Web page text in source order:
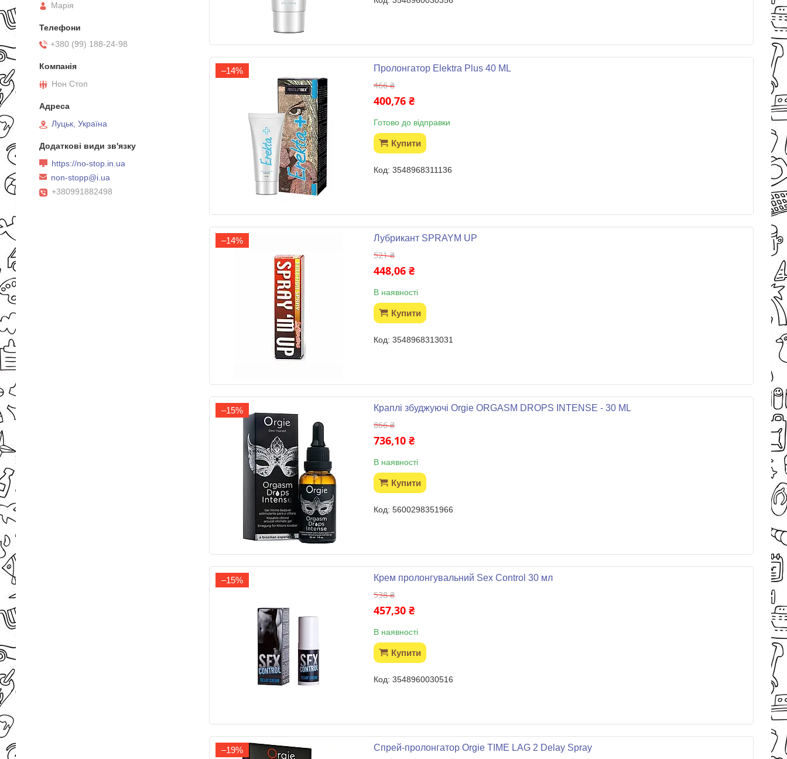
–14% Пролонгатор Elektra Plus 40 ML
466 ₴
400,76 ₴
Готово до відправки
Купити
3548968311136
–14% Лубрикант SPRAYM UP
521 ₴
448,06 ₴
В наявності
Купити
3548968313031
–15% Краплі збуджуючі Orgie ORGASM DROPS INTENSE - 30 ML
866 ₴
736,10 ₴
В наявності
Купити
5600298351966
–15% Крем пролонгувальний Sex Control 30 мл
538 ₴
457,30 ₴
В наявності
Купити
3548960030516
–19% Спрей-пролонгатор Orgie TIME LAG 2 Delay Spray
Марія
+380 (99) 188-24-98
Нон Стоп
Луцьк, Україна
https://no-stop.in.ua
non-stopp@i.ua
+380991882498